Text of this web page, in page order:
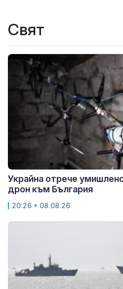
Свят
Украйна отрече
дрон към България
20:26 • 08.08.26